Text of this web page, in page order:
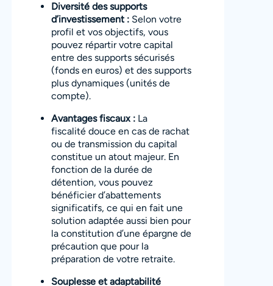
Diversité des supports
d’investissement :Selon votre
profil et vos objectifs, vous
pouvez répartir votre capital
entre des supports sécurisés
(fonds en euros) et des supports
plus dynamiques (unités de
compte).
Avantages fiscaux :La
fiscalité douce en cas de rachat
ou de transmission du capital
constitue un atout majeur. En
fonction de la durée de
détention, vous pouvez
bénéficier d’abattements
significatifs, ce qui en fait une
solution adaptée aussi bien pour
la constitution d’une épargne de
précaution que pour la
préparation de votre retraite.
Souplesse et adaptabilité